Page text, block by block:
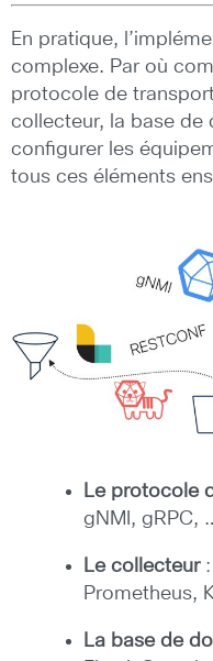
En pratique,
complexe. Par où
protocole de
collecteur, la base de
configurer les
tous ces éléments
Le protocole
gNMI, gRPC,
Le collecteur:
Prometheus,
La base de